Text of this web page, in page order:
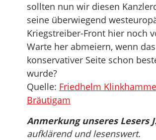
sollten nun wir diesen
seine überwiegend
Kriegstreiber-Front hier noch
Warte her abmeiern, wenn
konservativer Seite schon
wurde?
Quelle: Friedhelm
Bräutigam
Anmerkung unseres Lesers
aufklärend und lesenswert.